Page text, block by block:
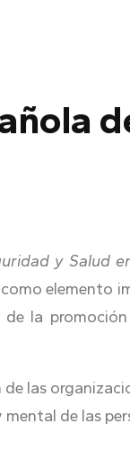
y Salud
elemento
la
las
de las